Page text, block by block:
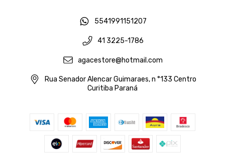
5541991151207
41 3225-1786
agacestore@hotmail.com
Rua Senador Alencar Guimaraes, n °133 Centro
Curitiba Paraná